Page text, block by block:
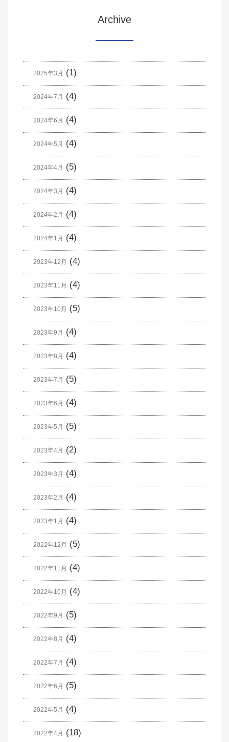
Archive
2025年3月 (1)
2024年7月 (4)
2024年6月 (4)
2024年5月 (4)
2024年4月 (5)
2024年3月 (4)
2024年2月 (4)
2024年1月 (4)
2023年12月 (4)
2023年11月 (4)
2023年10月 (5)
2023年9月 (4)
2023年8月 (4)
2023年7月 (5)
2023年6月 (4)
2023年5月 (5)
2023年4月 (2)
2023年3月 (4)
2023年2月 (4)
2023年1月 (4)
2022年12月 (5)
2022年11月 (4)
2022年10月 (4)
2022年9月 (5)
2022年8月 (4)
2022年7月 (4)
2022年6月 (5)
2022年5月 (4)
2022年4月 (18)